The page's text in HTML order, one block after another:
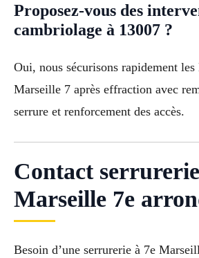
Proposez-vous des
cambriolage à 13007 ?
Oui, nous sécurisons rapidement les
Marseille 7 après effraction avec
serrure et renforcement des accès.
Contact serrurerie
Marseille 7e
Besoin d’une serrurerie à 7e